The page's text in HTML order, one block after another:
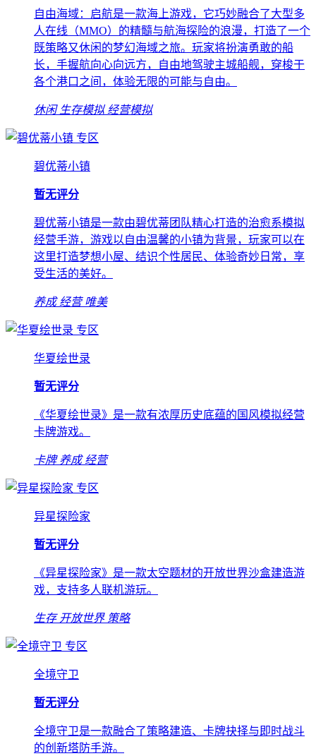
自由海域：启航是一款海上游戏，它巧妙融合了大型多
人在线（MMO）的精髓与航海探险的浪漫，打造了一个
既策略又休闲的梦幻海域之旅。玩家将扮演勇敢的船
长，手握航向心向远方，自由地驾驶主城船舰，穿梭于
各个港口之间，体验无限的可能与自由。
休闲 生存模拟 经营模拟
专区
碧优蒂小镇
暂无评分
碧优蒂小镇是一款由碧优蒂团队精心打造的治愈系模拟
经营手游，游戏以自由温馨的小镇为背景，玩家可以在
这里打造梦想小屋、结识个性居民、体验奇妙日常，享
受生活的美好。
养成 经营 唯美
专区
华夏绘世录
暂无评分
《华夏绘世录》是一款有浓厚历史底蕴的国风模拟经营
卡牌游戏。
卡牌 养成 经营
专区
异星探险家
暂无评分
《异星探险家》是一款太空题材的开放世界沙盒建造游
戏，支持多人联机游玩。
生存 开放世界 策略
专区
全境守卫
暂无评分
全境守卫是一款融合了策略建造、卡牌抉择与即时战斗
的创新塔防手游。